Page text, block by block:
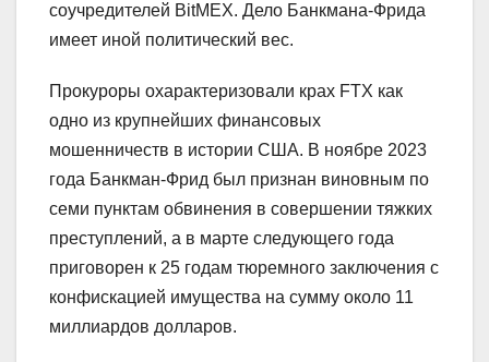
соучредителей BitMEX. Дело Банкмана-Фрида
имеет иной политический вес.
Прокуроры охарактеризовали крах FTX как
одно из крупнейших финансовых
мошенничеств в истории США. В ноябре 2023
года Банкман-Фрид был признан виновным по
семи пунктам обвинения в совершении тяжких
преступлений, а в марте следующего года
приговорен к 25 годам тюремного заключения с
конфискацией имущества на сумму около 11
миллиардов долларов.